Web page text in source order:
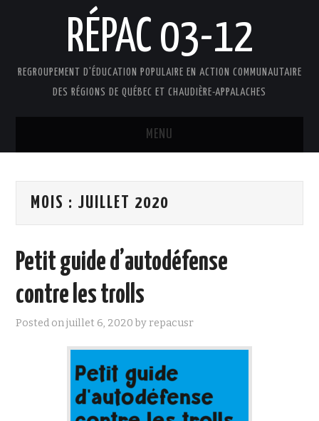
RÉPAC 03-12
REGROUPEMENT D'ÉDUCATION POPULAIRE EN ACTION COMMUNAUTAIRE
DES RÉGIONS DE QUÉBEC ET CHAUDIÈRE-APPALACHES
MENU
PRÉSENTATION
DOCUMENTS
FAIRE UN DON !
NOUS JOINDRE
MOIS : JUILLET 2020
Petit guide d’autodéfense
contre les trolls
Posted onjuillet 6, 2020 byrepacusr